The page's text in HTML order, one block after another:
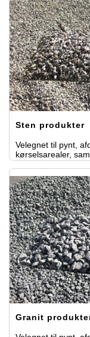
Sten produkter
Velegnet til pynt,
kørselsarealer,
Granit